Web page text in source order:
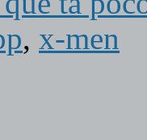
, x-men